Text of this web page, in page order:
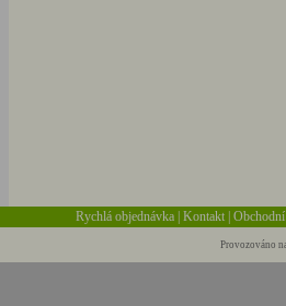
Rychlá objednávka |Kontakt |
Provozováno